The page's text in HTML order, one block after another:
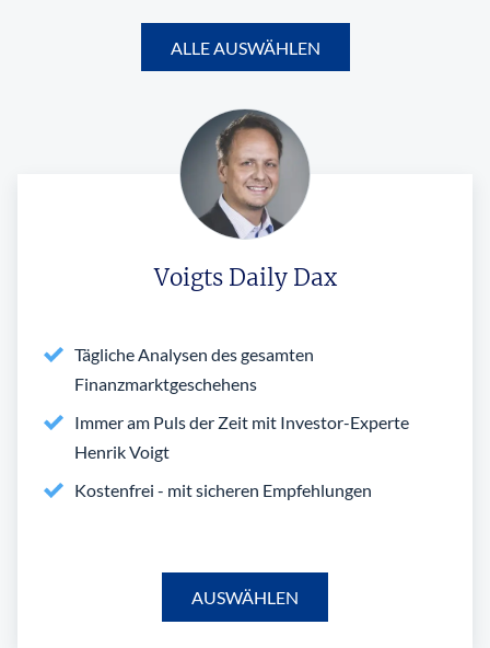
ALLE AUSWÄHLEN
Voigts Daily Dax
Tägliche Analysen des gesamten
Finanzmarktgeschehens
Immer am Puls der Zeit mit Investor-Experte
Henrik Voigt
Kostenfrei - mit sicheren Empfehlungen
AUSWÄHLEN